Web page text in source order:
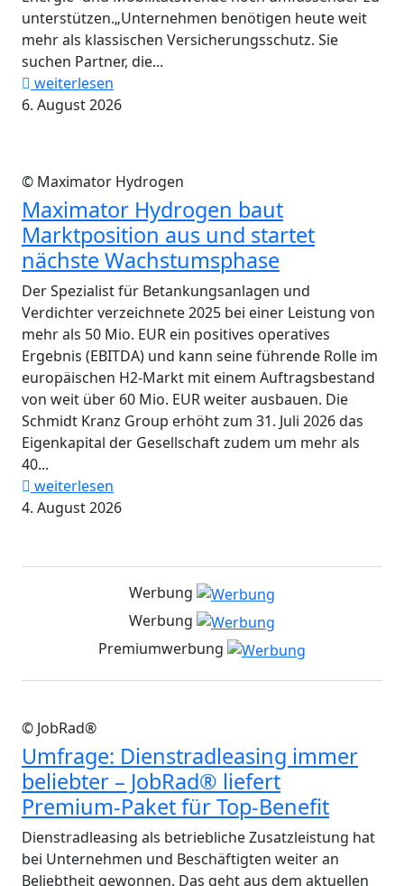
unterstützen.„Unternehmen benötigen heute weit
mehr als klassischen Versicherungsschutz. Sie
suchen Partner, die...
weiterlesen
6. August 2026
© Maximator Hydrogen
Maximator Hydrogen baut
Marktposition aus und startet
nächste Wachstumsphase
Der Spezialist für Betankungsanlagen und
Verdichter verzeichnete 2025 bei einer Leistung von
mehr als 50 Mio. EUR ein positives operatives
Ergebnis (EBITDA) und kann seine führende Rolle im
europäischen H2-Markt mit einem Auftragsbestand
von weit über 60 Mio. EUR weiter ausbauen. Die
Schmidt Kranz Group erhöht zum 31. Juli 2026 das
Eigenkapital der Gesellschaft zudem um mehr als
40...
weiterlesen
4. August 2026
Werbung
Werbung
Premiumwerbung
© JobRad®
Umfrage: Dienstradleasing immer
beliebter – JobRad® liefert
Premium-Paket für Top-Benefit
Dienstradleasing als betriebliche Zusatzleistung hat
bei Unternehmen und Beschäftigten weiter an
Beliebtheit gewonnen. Das geht aus dem aktuellen